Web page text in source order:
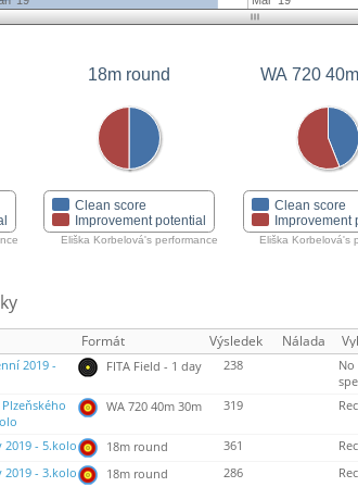
18m round
Clean score
Improvement potential
Eliška Korbelová's performance
WA 720
Clean score
Improvement
Eliška Korbelová's
Formát Výsledek Nálada
2019 -
FITA Field - 1 day 238
WA 720 40m 30m 319
2019 - 5.kolo 18m round 361
2019 - 3.kolo 18m round 286